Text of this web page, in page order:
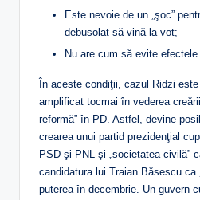
Este nevoie de un „şoc”
debusolat să vină la vot;
Nu are cum să evite
În aceste condiţii, cazul Ridzi
amplificat tocmai în vederea
reformă” în PD. Astfel, devine
crearea unui partid prezidenţial
PSD şi PNL şi „societatea civilă”
candidatura lui Traian Băsescu ca
puterea în decembrie. Un guvern